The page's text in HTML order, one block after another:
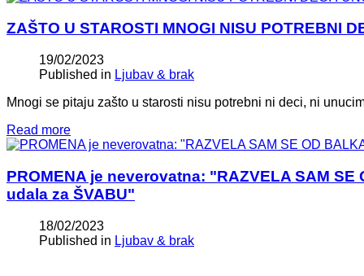
ZAŠTO U STAROSTI MNOGI NISU
19/02/2023
Published in Ljubav & brak
Mnogi se pitaju zašto u starosti nisu potrebni ni deci, ni
Read more
PROMENA je neverovatna: "RAZVELA SAM
udala za ŠVABU"
18/02/2023
Published in Ljubav & brak